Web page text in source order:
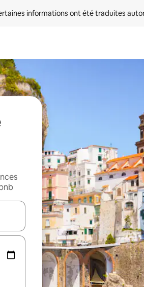
informations ont été traduites
vers le haut et vers le bas pour les